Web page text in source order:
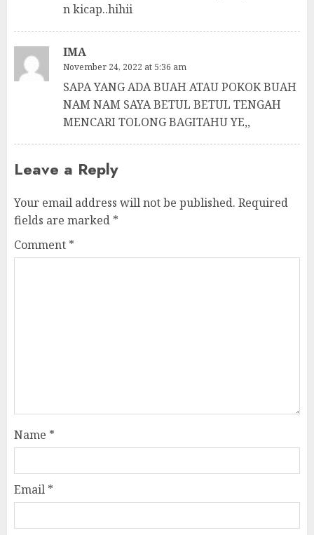
n kicap..hihii
IMA
November 24, 2022 at 5:36 am
SAPA YANG ADA BUAH ATAU POKOK BUAH
NAM NAM SAYA BETUL BETUL TENGAH
MENCARI TOLONG BAGITAHU YE,,
Leave a Reply
Your email address will not be published. Required
fields are marked *
Comment *
Name *
Email *